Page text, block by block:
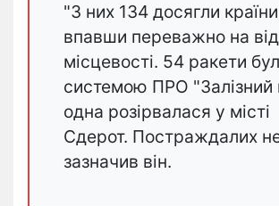
"З них 134 досягли
впавши переважно на
місцевості. 54 ракети
системою ПРО "Залізний
одна розірвалася у місті
Сдерот. Постраждалих
зазначив він.